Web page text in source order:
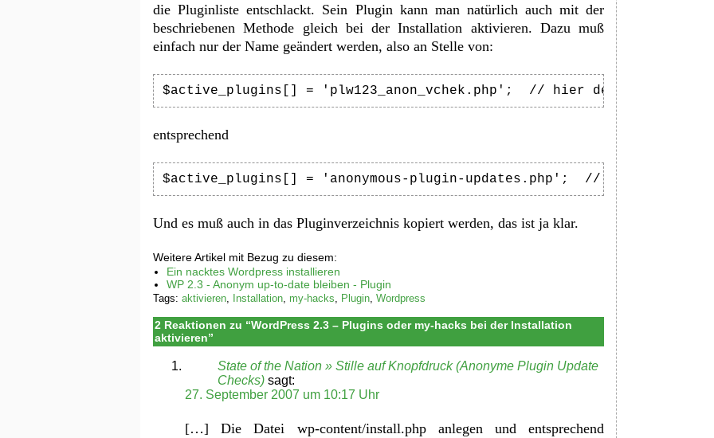
die Pluginliste entschlackt. Sein Plugin kann man natürlich auch mit der
beschriebenen Methode gleich bei der Installation aktivieren. Dazu muß
einfach nur der Name geändert werden, also an Stelle von:
$active_plugins[] = 'plw123_anon_vchek.php';  // hier den Plugin-
entsprechend
$active_plugins[] = 'anonymous-plugin-updates.php';  // hier den
Und es muß auch in das Pluginverzeichnis kopiert werden, das ist ja klar.
Weitere Artikel mit Bezug zu diesem:
Ein nacktes Wordpress installieren
WP 2.3 - Anonym up-to-date bleiben - Plugin
Tags: aktivieren, Installation, my-hacks, Plugin, Wordpress
2 Reaktionen zu “WordPress 2.3 – Plugins oder my-hacks bei der Installation
aktivieren”
State of the Nation » Stille auf Knopfdruck (Anonyme Plugin Update
Checks) sagt:
27. September 2007 um 10:17 Uhr
[…] Die Datei wp-content/install.php anlegen und entsprechend